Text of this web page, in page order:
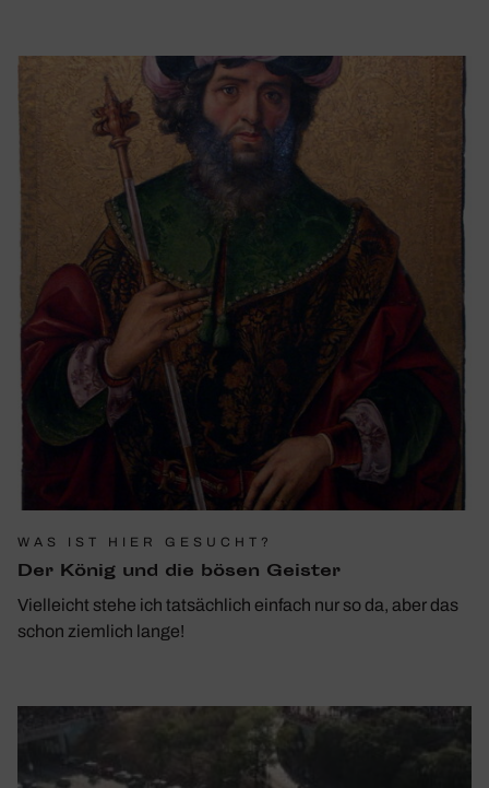
WAS IST HIER GESUCHT?
Der König und die bösen Geister
Vielleicht stehe ich tatsächlich einfach nur so da, aber das
schon ziemlich lange!